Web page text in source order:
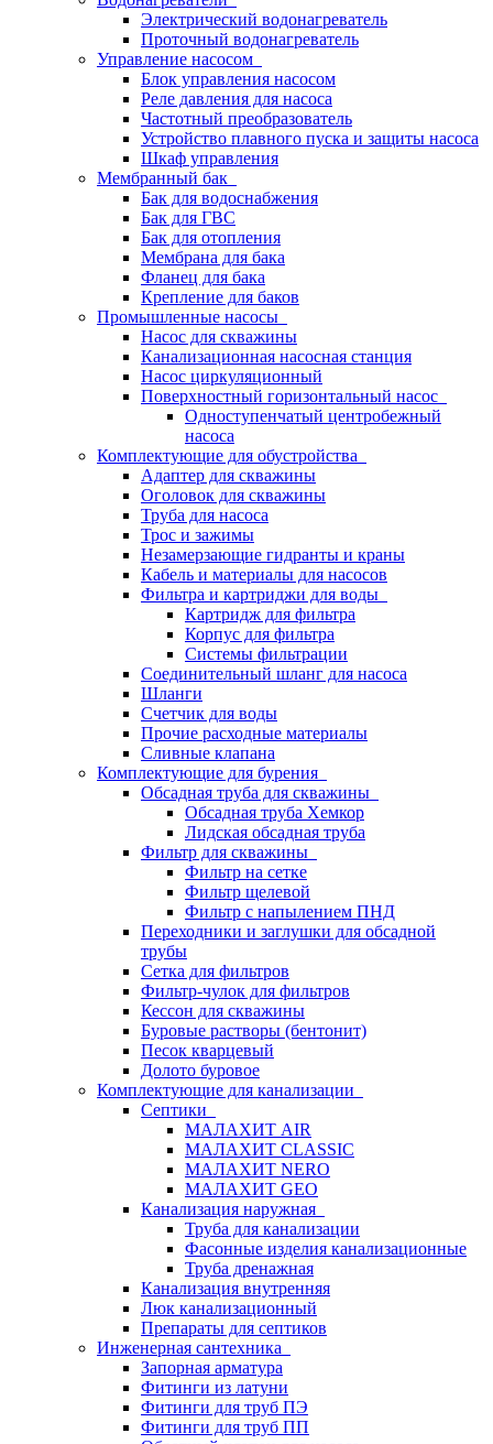
Электрический водонагреватель
Проточный водонагреватель
Управление насосом
Блок управления насосом
Реле давления для насоса
Частотный преобразователь
Устройство плавного пуска и защиты насоса
Шкаф управления
Мембранный бак
Бак для водоснабжения
Бак для ГВС
Бак для отопления
Мембрана для бака
Фланец для бака
Крепление для баков
Промышленные насосы
Насос для скважины
Канализационная насосная станция
Насос циркуляционный
Поверхностный горизонтальный насос
Одноступенчатый центробежный
насоса
Комплектующие для обустройства
Адаптер для скважины
Оголовок для скважины
Труба для насоса
Трос и зажимы
Незамерзающие гидранты и краны
Кабель и материалы для насосов
Фильтра и картриджи для воды
Картридж для фильтра
Корпус для фильтра
Системы фильтрации
Соединительный шланг для насоса
Шланги
Счетчик для воды
Прочие расходные материалы
Сливные клапана
Комплектующие для бурения
Обсадная труба для скважины
Обсадная труба Хемкор
Лидская обсадная труба
Фильтр для скважины
Фильтр на сетке
Фильтр щелевой
Фильтр с напылением ПНД
Переходники и заглушки для обсадной
трубы
Сетка для фильтров
Фильтр-чулок для фильтров
Кессон для скважины
Буровые растворы (бентонит)
Песок кварцевый
Долото буровое
Комплектующие для канализации
Септики
МАЛАХИТ AIR
МАЛАХИТ CLASSIC
МАЛАХИТ NERO
МАЛАХИТ GEO
Канализация наружная
Труба для канализации
Фасонные изделия канализационные
Труба дренажная
Канализация внутренняя
Люк канализационный
Препараты для септиков
Инженерная сантехника
Запорная арматура
Фитинги из латуни
Фитинги для труб ПЭ
Фитинги для труб ПП